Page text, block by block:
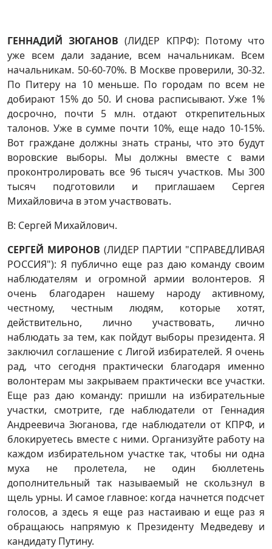
ГЕННАДИЙ ЗЮГАНОВ (ЛИДЕР КПРФ): Потому что
уже всем дали задание, всем начальникам. Всем
начальникам. 50-60-70%. В Москве проверили, 30-32.
По Питеру на 10 меньше. По городам по всем не
добирают 15% до 50. И снова расписывают. Уже 1%
досрочно, почти 5 млн. отдают открепительных
талонов. Уже в сумме почти 10%, еще надо 10-15%.
Вот граждане должны знать страны, что это будут
воровские выборы. Мы должны вместе с вами
проконтролировать все 96 тысяч участков. Мы 300
тысяч подготовили и приглашаем Сергея
Михайловича в этом участвовать.
В: Сергей Михайлович.
СЕРГЕЙ МИРОНОВ (ЛИДЕР ПАРТИИ "СПРАВЕДЛИВАЯ
РОССИЯ"): Я публично еще раз даю команду своим
наблюдателям и огромной армии волонтеров. Я
очень благодарен нашему народу активному,
честному, честным людям, которые хотят,
действительно, лично участвовать, лично
наблюдать за тем, как пойдут выборы президента. Я
заключил соглашение с Лигой избирателей. Я очень
рад, что сегодня практически благодаря именно
волонтерам мы закрываем практически все участки.
Еще раз даю команду: пришли на избирательные
участки, смотрите, где наблюдатели от Геннадия
Андреевича Зюганова, где наблюдатели от КПРФ, и
блокируетесь вместе с ними. Организуйте работу на
каждом избирательном участке так, чтобы ни одна
муха не пролетела, не один бюллетень
дополнительный так называемый не скользнул в
щель урны. И самое главное: когда начнется подсчет
голосов, а здесь я еще раз настаиваю и еще раз я
обращаюсь напрямую к Президенту Медведеву и
кандидату Путину.